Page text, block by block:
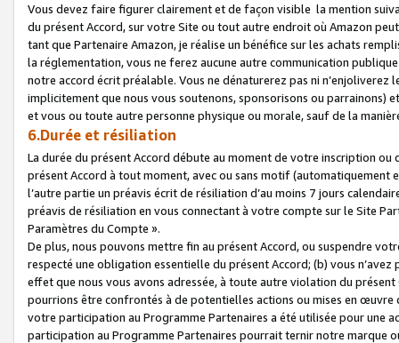
Vous devez faire figurer clairement et de façon visible la mention
du présent Accord, sur votre Site ou tout autre endroit où Amazon
tant que Partenaire Amazon, je réalise un bénéfice sur les achats
la réglementation, vous ne ferez aucune autre communication
notre accord écrit préalable. Vous ne dénaturerez pas ni
implicitement que nous vous soutenons, sponsorisons ou parrainons)
et vous ou toute autre personne physique ou morale, sauf de la
6.Durée et résiliation
La durée du présent Accord débute au moment de votre inscription
présent Accord à tout moment, avec ou sans motif (automatiquement
l’autre partie un préavis écrit de résiliation d’au moins 7 jours
préavis de résiliation en vous connectant à votre compte sur le Site
Paramètres du Compte ».
De plus, nous pouvons mettre fin au présent Accord, ou suspendre
respecté une obligation essentielle du présent Accord; (b) vous
effet que nous vous avons adressée, à toute autre violation du
pourrions être confrontés à de potentielles actions ou mises en
votre participation au Programme Partenaires a été utilisée pour une
participation au Programme Partenaires pourrait ternir notre marque